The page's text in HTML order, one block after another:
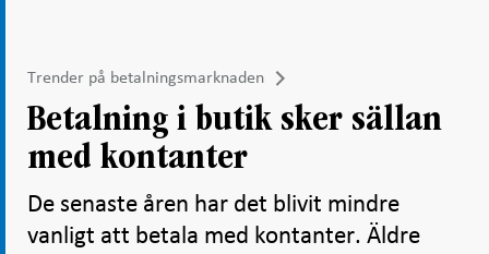
Trender på betalningsmarknaden
Betalning i butik sker sällan
med kontanter
De senaste åren har det blivit mindre
vanligt att betala med kontanter. Äldre